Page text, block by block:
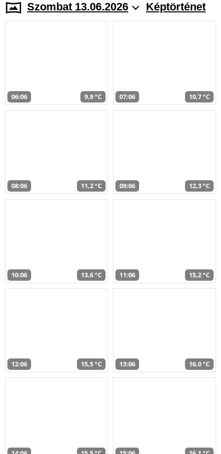
Szombat 13.06.2026 Képtörténet
06:06 9,9 °C 07:06 10,7 °C
08:06 11,2 °C 09:06 12,3 °C
10:06 13,6 °C 11:06 15,2 °C
12:06 15,5 °C 13:06 16,0 °C